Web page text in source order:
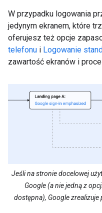
W przypadku logowania
jedynym ekranem, które
oferujesz też opcje
telefonu i Logowanie
zawartość ekranów i
Jeśli na stronie docelowej
Google (a nie jedną z
dostępna), Google zrealizuje